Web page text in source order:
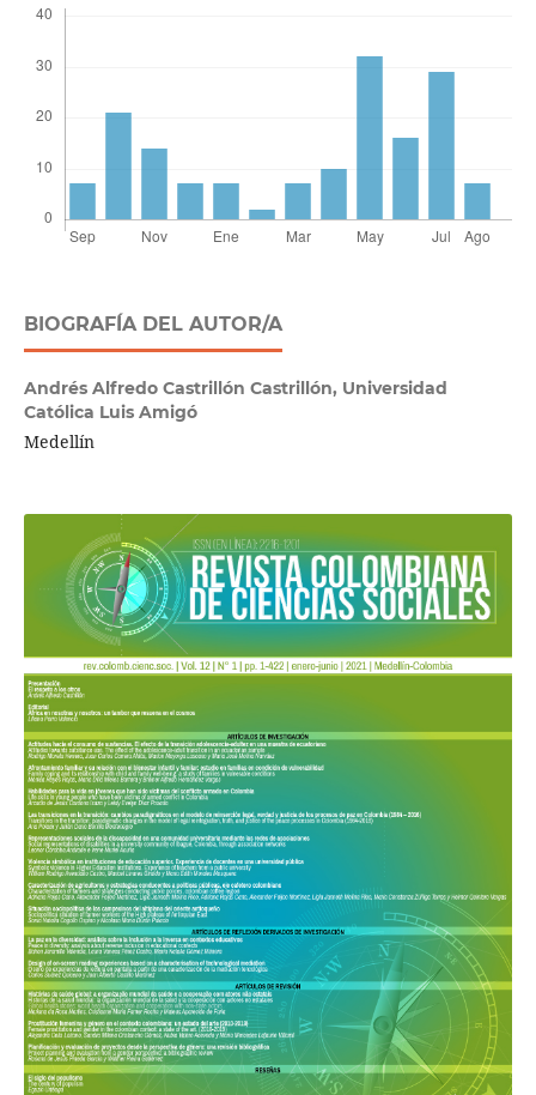
BIOGRAFÍA DEL AUTOR/A
Andrés Alfredo Castrillón Castrillón, Universidad
Católica Luis Amigó
Medellín